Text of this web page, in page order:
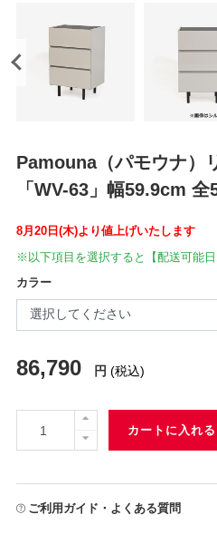
Pamouna（パモウナ）
「WV-63」幅59.9cm 全
8月20日(木)より値上げいたします
※以下項目を選択すると【配送可能
カラー
86,790 円 (税込)
カートに入れる
ご利用ガイド・よくある質問